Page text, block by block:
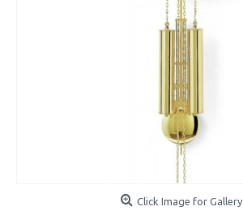
Click Image for Gallery